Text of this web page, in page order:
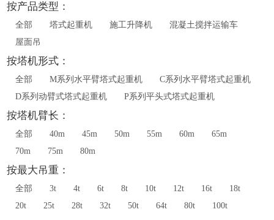
按产品类型：
全部 塔式起重机 施工升降机
混凝土搅拌运输车
屋面吊
按塔机形式：
全部 M系列水平臂塔式起重机
C系列水平臂塔式起重机
D系列动臂式塔式起重机
P系列平头式塔式起重机
按塔机臂长：
全部 40m 45m 50m 55m 60m
65m
70m
75m 80m
按最大吊重：
全部 3t 4t 6t 8t 10t 12t 16t
18t
20t
25t 28t 32t 50t 64t 80t 100t